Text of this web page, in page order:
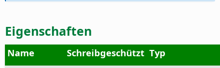
Eigenschaften
Name Schreibgeschützt Typ